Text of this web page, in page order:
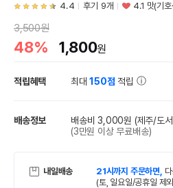
4.4 후기 9개 4.1 맛(기호
3,500원
48% 1,800원
적립혜택 최대150점 적립
배송정보 배송비 3,000원 (제주/도
(3만원 이상 무료배송)
내일배송 21시까지 주문하면,
(토, 일요일/공휴일 제